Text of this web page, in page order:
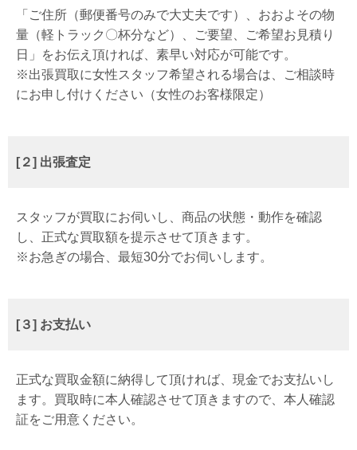
「ご住所（郵便番号のみで大丈夫です）、おおよその物
量（軽トラック〇杯分など）、ご要望、ご希望お見積り
日」をお伝え頂ければ、素早い対応が可能です。
※出張買取に女性スタッフ希望される場合は、ご相談時
にお申し付けください（女性のお客様限定）
[２] 出張査定
スタッフが買取にお伺いし、商品の状態・動作を確認
し、正式な買取額を提示させて頂きます。
※お急ぎの場合、最短30分でお伺いします。
[３] お支払い
正式な買取金額に納得して頂ければ、現金でお支払いし
ます。買取時に本人確認させて頂きますので、本人確認
証をご用意ください。